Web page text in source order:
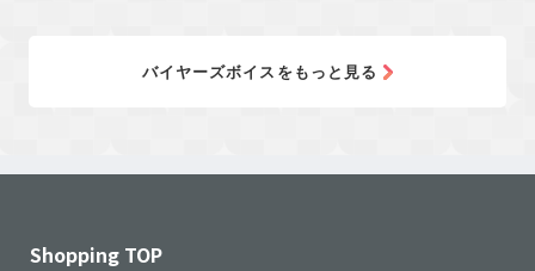
バイヤーズボイスをもっと見る
Shopping TOP